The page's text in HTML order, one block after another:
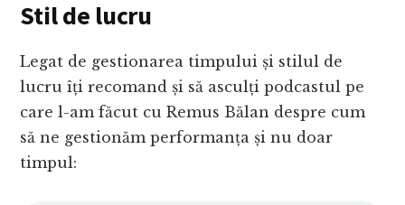
Stil de lucru
Legat de gestionarea timpului și stilul de
lucru îți recomand și să asculți podcastul pe
care l-am făcut cu Remus Bălan despre cum
să ne gestionăm performanța și nu doar
timpul: